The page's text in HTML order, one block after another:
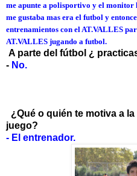
me apunte a polisportivo y el monitor
me gustaba mas era el futbol y
entrenamientos con el AT.VALLES
AT.VALLES jugando a futbol.
A parte del fútbol ¿
- No.
¿Qué o quién te motiva a
juego?
- El entrenador.